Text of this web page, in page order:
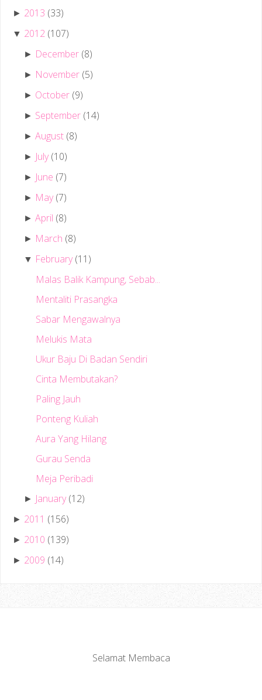
► 2013 (33)
▼ 2012 (107)
► December (8)
► November (5)
► October (9)
► September (14)
►August (8)
► July (10)
► June (7)
► May (7)
►April (8)
► March (8)
▼ February (11)
Malas Balik Kampung, Sebab...
Mentaliti Prasangka
Sabar Mengawalnya
Melukis Mata
Ukur Baju Di Badan Sendiri
Cinta Membutakan?
Paling Jauh
Ponteng Kuliah
Aura Yang Hilang
Gurau Senda
Meja Peribadi
► January (12)
► 2011 (156)
► 2010 (139)
► 2009 (14)
Selamat Membaca